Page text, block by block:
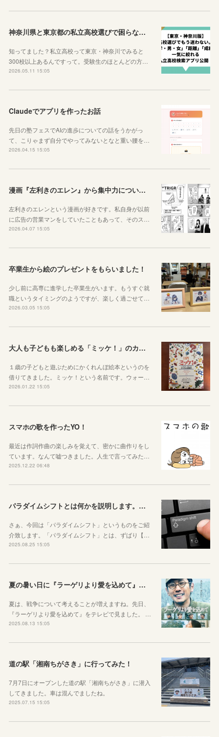
神奈川県と東京都の私立高校選びで困らなくなるサイトを紹介するよ！
知ってました？私立高校って東京・神奈川でみると
300校以上あるんですって。受験生のほとんどの方…
2026.05.11 15:05
Claudeでアプリを作ったお話
先日の塾フェスでAIの進歩についての話をうかがっ
て、こりゃまず自分でやってみないとなと重い腰を…
2026.04.15 15:05
漫画『左利きのエレン』から集中力について学ぼう
左利きのエレンという漫画が好きです。私自身が以前
に広告の営業マンをしていたこともあって、そのス…
2026.04.07 15:05
卒業生から絵のプレゼントをもらいました！
少し前に高専に進学した卒業生がいます。もうすぐ就
職というタイミングのようですが、楽しく過ごせて…
2026.03.05 15:05
大人も子どもも楽しめる「ミッケ！」のカニに翻弄された話
１歳の子どもと遊ぶためにかくれんぼ絵本というのを
借りてきました。ミッケ！という名前です。ウォー…
2026.01.22 15:05
スマホの歌を作ったYO！
最近は作詞作曲の楽しみを覚えて、密かに曲作りをし
ています。なんて嘘つきました。人生で言ってみた…
2025.12.22 06:48
パラダイムシフトとは何かを説明します。あなたも使ってみましょう
さぁ、今回は「パラダイムシフト」というものをご紹
介致します。「パラダイムシフト」とは、ずばり【…
2025.08.25 15:05
夏の暑い日に『ラーゲリより愛を込めて』を見ました
夏は、戦争について考えることが増えますね。先日、
『ラーゲリより愛を込めて』をテレビで見ました。 …
2025.08.13 15:05
道の駅「湘南ちがさき」に行ってみた！
7月7日にオープンした道の駅「湘南ちがさき」に潜入
してきました。車は混んでましたね。
2025.07.15 15:05